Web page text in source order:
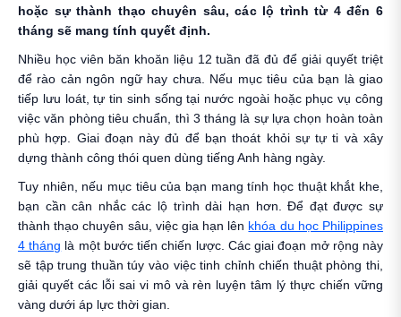
hoặc sự thành thạo chuyên sâu, các lộ trình từ 4 đến 6
tháng sẽ mang tính quyết định.
Nhiều học viên băn khoăn liệu 12 tuần đã đủ để giải quyết triệt
để rào cản ngôn ngữ hay chưa. Nếu mục tiêu của bạn là giao
tiếp lưu loát, tự tin sinh sống tại nước ngoài hoặc phục vụ công
việc văn phòng tiêu chuẩn, thì 3 tháng là sự lựa chọn hoàn toàn
phù hợp. Giai đoạn này đủ để bạn thoát khỏi sự tự ti và xây
dựng thành công thói quen dùng tiếng Anh hàng ngày.
Tuy nhiên, nếu mục tiêu của bạn mang tính học thuật khắt khe,
bạn cần cân nhắc các lộ trình dài hạn hơn. Để đạt được sự
thành thạo chuyên sâu, việc gia hạn lên khóa du học Philippines
4 tháng là một bước tiến chiến lược. Các giai đoạn mở rộng này
sẽ tập trung thuần túy vào việc tinh chỉnh chiến thuật phòng thi,
giải quyết các lỗi sai vi mô và rèn luyện tâm lý thực chiến vững
vàng dưới áp lực thời gian.